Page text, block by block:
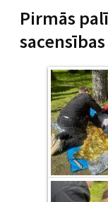
Pirmās
sacensības